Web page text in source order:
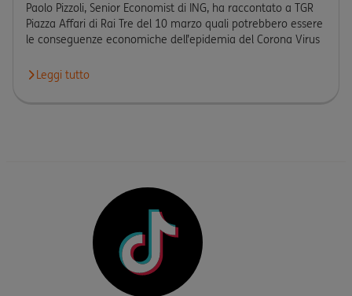
Paolo Pizzoli, Senior Economist di ING, ha raccontato a TGR
Piazza Affari di Rai Tre del 10 marzo quali potrebbero essere
le conseguenze economiche dell’epidemia del Corona Virus
Leggi tutto